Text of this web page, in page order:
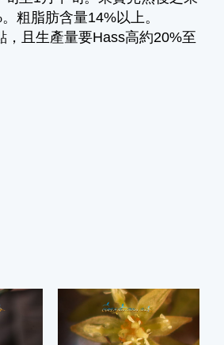
粗脂肪含量14%以上。
且生產量要Hass高約20%至